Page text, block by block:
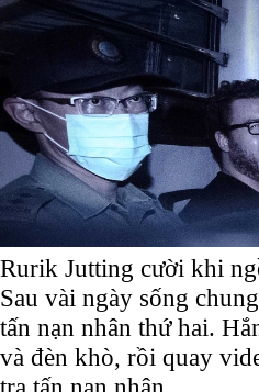
Rurik Jutting cười khi
Sau vài ngày sống
tấn nạn nhân thứ hai.
và đèn khò, rồi quay